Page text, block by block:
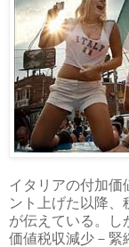
イタリアの付加価
ント上げた以降、
が伝えている。し
価値税収減少－緊